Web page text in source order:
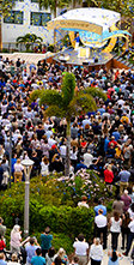
Citizens
Ehrenamtliche